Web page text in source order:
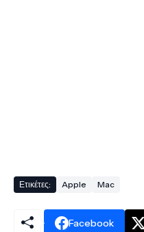
Ετικέτες: Apple Mac
Facebook